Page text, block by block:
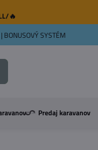
🔥
BONUSOVÝ SYSTÉM
Predaj karavanov